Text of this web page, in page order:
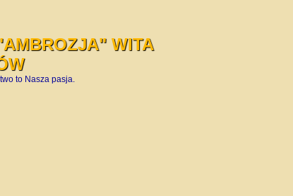
WITA
to Nasza pasja.